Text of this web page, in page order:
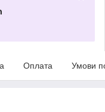
Оплата Умови